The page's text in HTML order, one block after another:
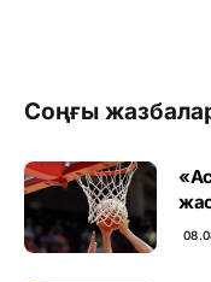
Соңғы